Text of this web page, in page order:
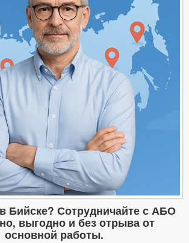
Бийске? Сотрудничайте с АБО
выгодно и без отрыва от
основной работы.